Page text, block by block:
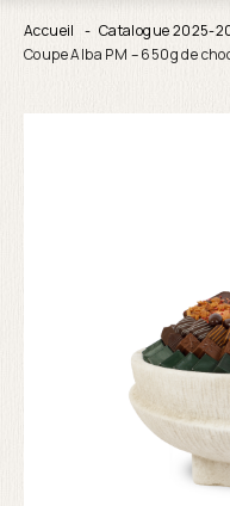
Accueil
Catalogue 2025-
Coupe Alba PM – 650g de